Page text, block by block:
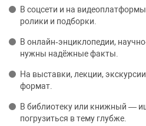
В соцсети и на
ролики и подборки.
В онлайн‑энциклопедии,
нужны надёжные факты.
На выставки, лекции,
формат.
В библиотеку или книжный —
погрузиться в тему глубже.